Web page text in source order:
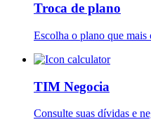
Troca de plano
Escolha o plano que
TIM Negocia
Consulte suas dívidas e
São Paulo
Sergipe